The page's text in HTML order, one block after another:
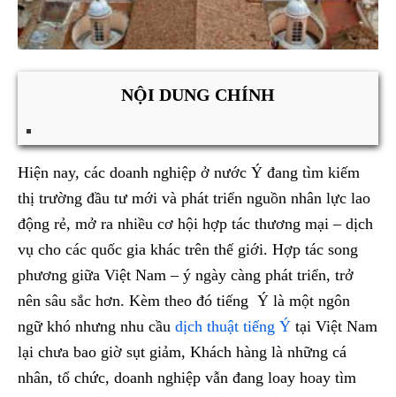
NỘI DUNG CHÍNH
Hiện nay, các doanh nghiệp ở nước Ý đang tìm kiếm
thị trường đầu tư mới và phát triển nguồn nhân lực lao
động rẻ, mở ra nhiều cơ hội hợp tác thương mại – dịch
vụ cho các quốc gia khác trên thế giới. Hợp tác song
phương giữa Việt Nam – ý ngày càng phát triển, trở
nên sâu sắc hơn. Kèm theo đó tiếng Ý là một ngôn
ngữ khó nhưng nhu cầu dịch thuật tiếng Ý tại Việt Nam
lại chưa bao giờ sụt giảm, Khách hàng là những cá
nhân, tổ chức, doanh nghiệp vẫn đang loay hoay tìm